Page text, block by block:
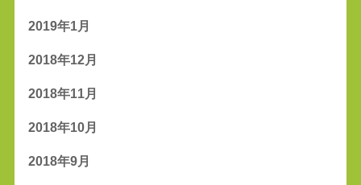
2019年1月
2018年12月
2018年11月
2018年10月
2018年9月